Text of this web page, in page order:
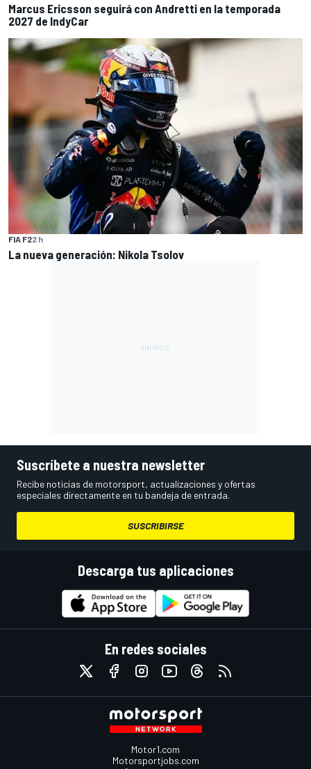
Marcus Ericsson seguirá con Andretti en la temporada
2027 de IndyCar
FIA F22 h
La nueva generación: Nikola Tsolov
Suscríbete a nuestra newsletter
Recibe noticias de motorsport, actualizaciones y ofertas
especiales directamente en tu bandeja de entrada.
SUSCRIBIRSE
Descarga tus aplicaciones
En redes sociales
Motor1.com
Motorsportjobs.com